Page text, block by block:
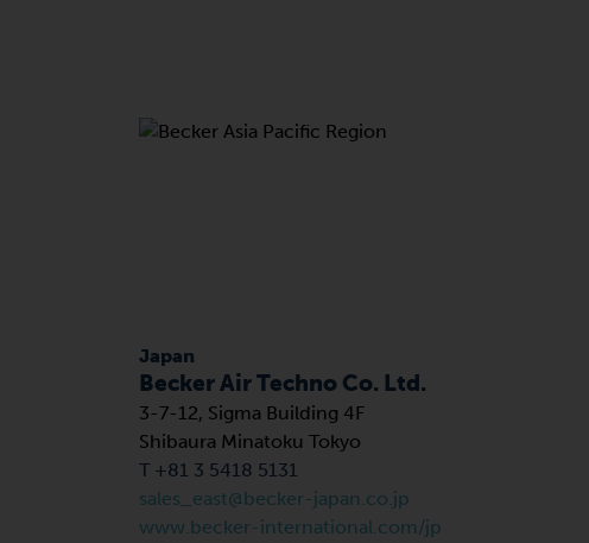
Japan
Becker Air Techno Co. Ltd.
3-7-12, Sigma Building 4F
Shibaura Minatoku Tokyo
T +81 3 5418 5131
sales_east@becker-japan.co.jp
www.becker-international.com/jp